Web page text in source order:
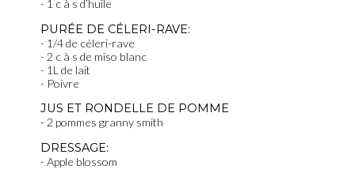
1 c à s d’huile
PURÉE DE CÉLERI-RAVE:
1/4 de céleri-rave
2 c à s de miso blanc
1L de lait
Poivre
JUS ET RONDELLE DE POMME
2 pommes granny smith
DRESSAGE:
Apple blossom